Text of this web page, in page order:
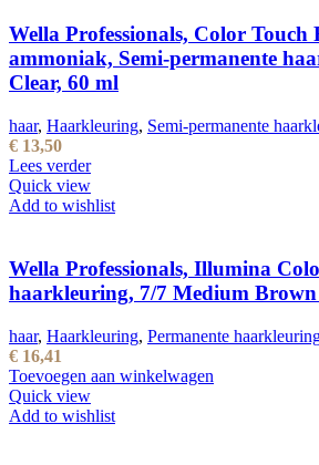
Wella Professionals, Color Touch
ammoniak, Semi-permanente
Clear, 60 ml
haar, Haarkleuring, Semi-permanente
€ 13,50
Lees verder
Quick view
Add to wishlist
Wella Professionals, Illumina
haarkleuring, 7/7 Medium
haar, Haarkleuring, Permanente
€ 16,41
Toevoegen aan winkelwagen
Quick view
Add to wishlist